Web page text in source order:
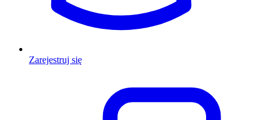
Zarejestruj się